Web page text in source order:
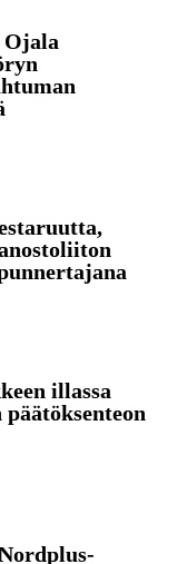
Ojala
illassa